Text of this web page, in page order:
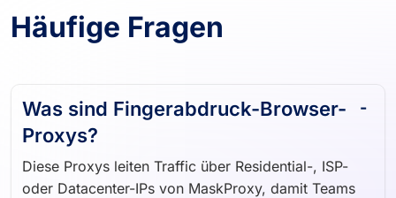
Häufige Fragen
Was sind Fingerabdruck-Browser-
Proxys?
Diese Proxys leiten Traffic über Residential-, ISP-
oder Datacenter-IPs von MaskProxy, damit Teams